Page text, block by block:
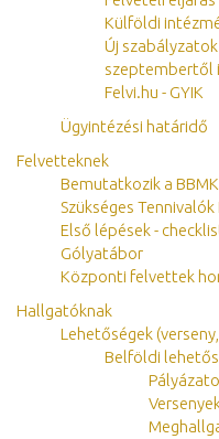
Külföldi
Új
szeptembertől
Felvi.hu - GYIK
Ügyintézési határidő
Felvetteknek
Bemutatkozik a BBMK
Szükséges
Első lépések -
Gólyatábor
Központi felvettek
Hallgatóknak
Lehetőségek
Belföldi